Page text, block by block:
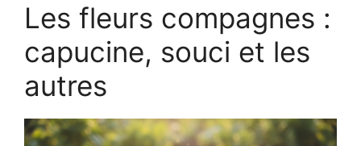
Les fleurs compagnes :
capucine, souci et les
autres